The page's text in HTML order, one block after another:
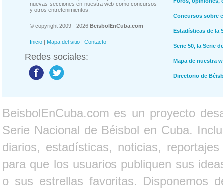
nuevas secciones en nuestra web como concursos
y otros entretenimientos.
© copyright 2009 - 2026 BeisbolEnCuba.com
Inicio | Mapa del sitio | Contacto
Redes sociales:
Concursos sobre
Estadísticas de la
Serie 50, la Serie
Mapa de nuestra
Directorio de
BeisbolEnCuba.com es un proyecto
Serie Nacional de Béisbol en Cuba.
diarios, estadísticas, noticias,
para que los usuarios publiquen sus
o sus estrellas favoritas. Disponemos